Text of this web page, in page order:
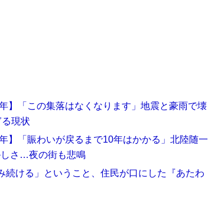
】「この集落はなくなります」地震と豪雨で壊
現状
】「賑わいが戻るまで10年はかかる」北陸随一
さ…夜の街も悲鳴
ける」ということ、住民が口にした『あたわ